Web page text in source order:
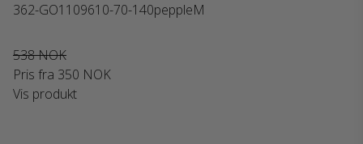
362-GO1109610-70-140peppleM
538 NOK
Pris fra 350 NOK
Vis produkt